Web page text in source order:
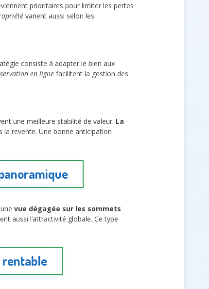
prioritaires pour limiter les pertes
varient aussi selon les
consiste à adapter le bien aux
en ligne facilitent la gestion des
une meilleure stabilité de valeur. La
la revente. Une bonne anticipation
vue dégagée sur les sommets
aussi l’attractivité globale. Ce type